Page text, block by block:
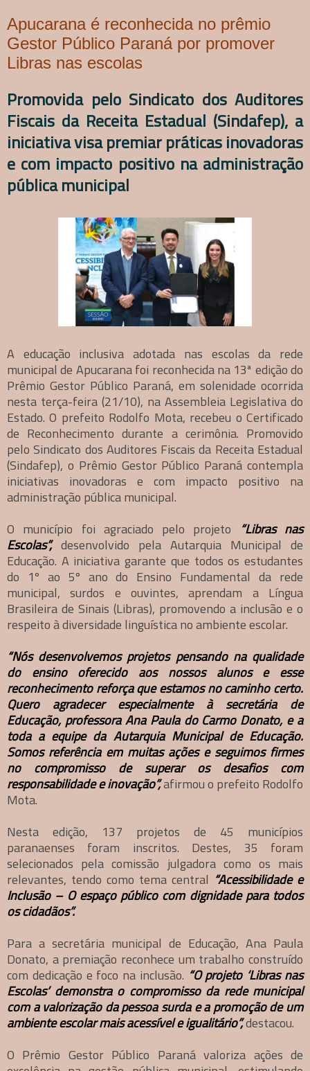
Apucarana é reconhecida no prêmio
Gestor Público Paraná por promover
Libras nas escolas
Promovida pelo Sindicato dos Auditores
Fiscais da Receita Estadual (Sindafep), a
iniciativa visa premiar práticas inovadoras
e com impacto positivo na administração
pública municipal
A educação inclusiva adotada nas escolas da rede
municipal de Apucarana foi reconhecida na 13ª edição do
Prêmio Gestor Público Paraná, em solenidade ocorrida
nesta terça-feira (21/10), na Assembleia Legislativa do
Estado. O prefeito Rodolfo Mota, recebeu o Certificado
de Reconhecimento durante a cerimônia. Promovido
pelo Sindicato dos Auditores Fiscais da Receita Estadual
(Sindafep), o Prêmio Gestor Público Paraná contempla
iniciativas inovadoras e com impacto positivo na
administração pública municipal.
O município foi agraciado pelo projeto
“Libras nas
Escolas”,desenvolvido pela Autarquia Municipal de
Educação. A iniciativa garante que todos os estudantes
do 1º ao 5º ano do Ensino Fundamental da rede
municipal, surdos e ouvintes, aprendam a Língua
Brasileira de Sinais (Libras), promovendo a inclusão e o
respeito à diversidade linguística no ambiente escolar.
“Nós desenvolvemos projetos pensando na qualidade
do ensino oferecido aos nossos alunos e esse
reconhecimento reforça que estamos no caminho certo.
Quero agradecer especialmente à secretária de
Educação, professora Ana Paula do Carmo Donato, e a
toda a equipe da Autarquia Municipal de Educação.
Somos referência em muitas ações e seguimos firmes
no compromisso de superar os desafios com
responsabilidade e inovação”,afirmou o prefeito Rodolfo
Mota.
Nesta edição, 137 projetos de 45 municípios
paranaenses foram inscritos. Destes, 35 foram
selecionados pela comissão julgadora como os mais
relevantes, tendo como tema central “Acessibilidade e
Inclusão – O espaço público com dignidade para todos
os cidadãos”.
Para a secretária municipal de Educação, Ana Paula
Donato, a premiação reconhece um trabalho construído
com dedicação e foco na inclusão. “O projeto ‘Libras nas
Escolas’ demonstra o compromisso da rede municipal
com a valorização da pessoa surda e a promoção de um
ambiente escolar mais acessível e igualitário”,destacou.
O Prêmio Gestor Público Paraná valoriza ações de